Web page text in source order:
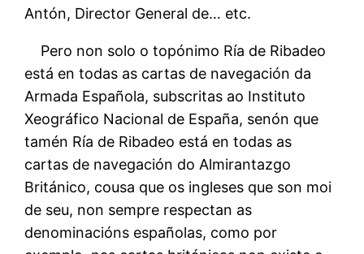
Antón, Director General de… etc.
Pero non solo o topónimo Ría de Ribadeo
está en todas as cartas de navegación da
Armada Española, subscritas ao Instituto
Xeográfico Nacional de España, senón que
tamén Ría de Ribadeo está en todas as
cartas de navegación do Almirantazgo
Británico, cousa que os ingleses que son moi
de seu, non sempre respectan as
denominacións españolas, como por